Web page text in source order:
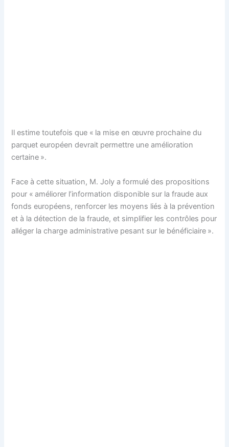
Il estime toutefois que « la mise en œuvre prochaine du
parquet européen devrait permettre une amélioration
certaine ».
Face à cette situation, M. Joly a formulé des propositions
pour « améliorer l’information disponible sur la fraude aux
fonds européens, renforcer les moyens liés à la prévention
et à la détection de la fraude, et simplifier les contrôles pour
alléger la charge administrative pesant sur le bénéficiaire ».